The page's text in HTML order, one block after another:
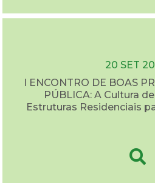
20 SET
I ENCONTRO DE BOAS
PÚBLICA: A Cultura
Estruturas Residenciais